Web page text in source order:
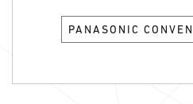
PANASONIC